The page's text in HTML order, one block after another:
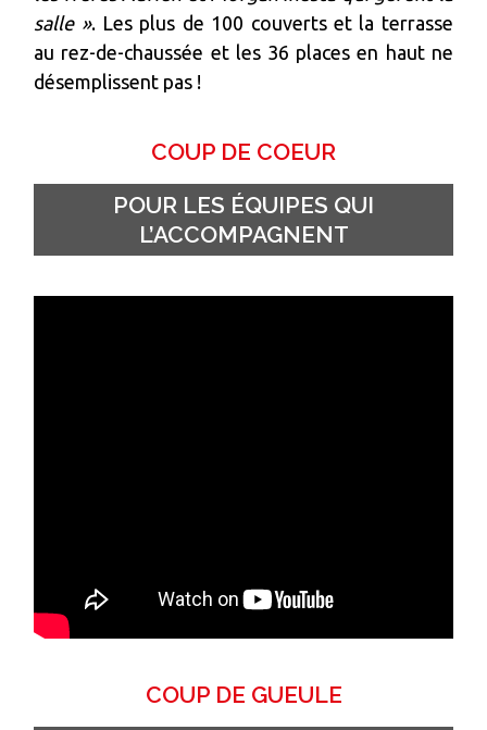
salle ». Les plus de 100 couverts et la terrasse
au rez-de-chaussée et les 36 places en haut ne
désemplissent pas !
COUP DE COEUR
POUR LES ÉQUIPES QUI
L’ACCOMPAGNENT
COUP DE GUEULE